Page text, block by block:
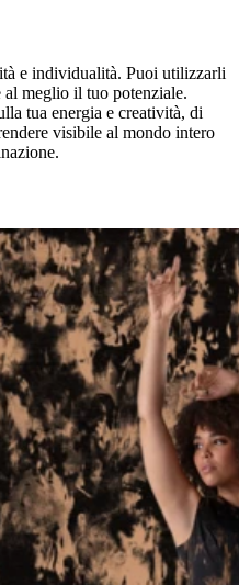
e individualità. Puoi utilizzarli
al meglio il tuo potenziale.
tua energia e creatività, di
visibile al mondo intero